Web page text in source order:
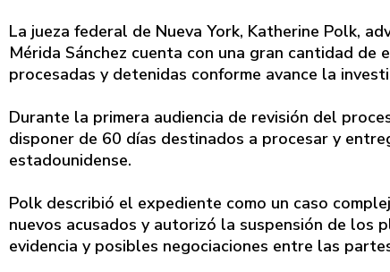
La jueza federal de Nueva York, Katherine Polk,
Mérida Sánchez cuenta con una gran cantidad
procesadas y detenidas conforme avance la
Durante la primera audiencia de revisión del
disponer de 60 días destinados a procesar y
estadounidense.
Polk describió el expediente como un caso
nuevos acusados y autorizó la suspensión de los
evidencia y posibles negociaciones entre las